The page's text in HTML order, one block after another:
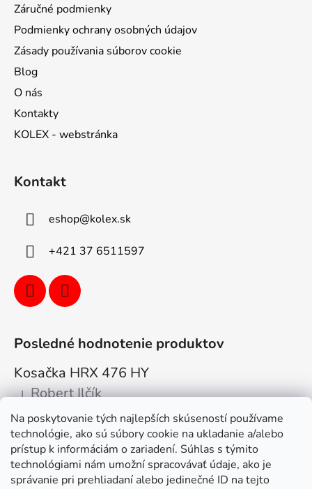
Na poskytovanie tých najlepších skúseností používame
technológie, ako sú súbory cookie na ukladanie a/alebo
prístup k informáciám o zariadení. Súhlas s týmito
technológiami nám umožní spracovávať údaje, ako je
správanie pri prehliadaní alebo jedinečné ID na tejto
Záručné podmienky
Podmienky ochrany osobných údajov
Zásady používania súborov cookie
Blog
O nás
Kontakty
KOLEX - webstránka
Kontakt
eshop@kolex.sk
+421 37 6511597
Posledné hodnotenie produktov
Kosačka HRX 476 HY
Hodnotenie produktu je 5 z 5 hviezdičiek.
| Robert Ilčík
Super. Odporúčam
Facebook